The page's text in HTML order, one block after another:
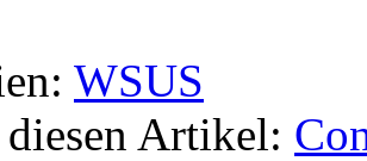
WSUS
Artikel: